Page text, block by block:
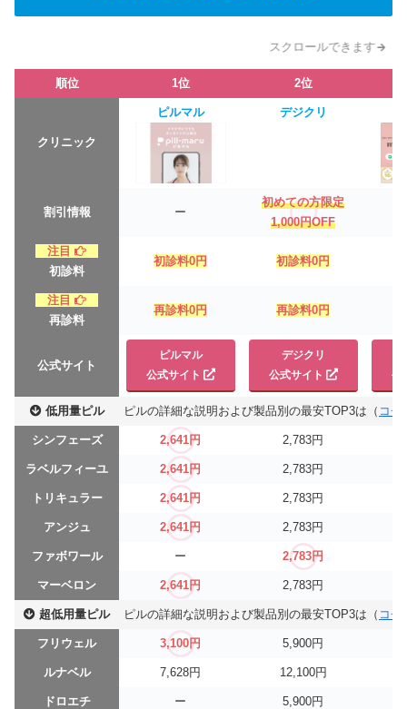
スクロールできます
順位 1位 2位
クリニック
ピルマル デジクリ
割引情報 ー
初めての方限定
1,000円OFF
注目
初診料
初診料0円 初診料0円
注目
再診料
再診料0円 再診料0円
公式サイト
ピルマル
公式サイト
デジクリ
公式サイト
公
低用量ピル ピルの詳細な説明および製品別の最安TOP3は（ コチ
シンフェーズ 2,641円 2,783円
ラベルフィーユ 2,641円 2,783円
トリキュラー 2,641円 2,783円
アンジュ 2,641円 2,783円
ファボワール ー 2,783円
マーベロン 2,641円 2,783円
超低用量ピル ピルの詳細な説明および製品別の最安TOP3は（ コチ
フリウェル 3,100円 5,900円
ルナベル 7,628円 12,100円
ドロエチ ー 5,900円